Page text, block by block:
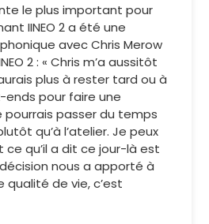
le plus important pour
IINEO 2 a été une
avec Chris Merow
2 : « Chris m’a aussitôt
plus à rester tard ou à
ends pour faire une
pourrais passer du temps
qu’à l’atelier. Je peux
qu’il a dit ce jour-là est
nous a apporté à
qualité de vie, c’est